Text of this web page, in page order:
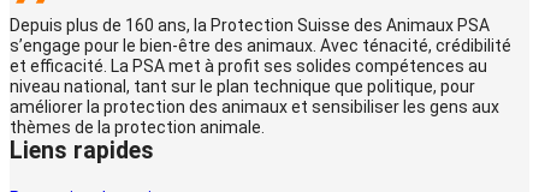
Depuis plus de 160 ans, la Protection Suisse des Animaux PSA
s’engage pour le bien-être des animaux. Avec ténacité, crédibilité
et efficacité. La PSA met à profit ses solides compétences au
niveau national, tant sur le plan technique que politique, pour
améliorer la protection des animaux et sensibiliser les gens aux
thèmes de la protection animale.
Liens rapides